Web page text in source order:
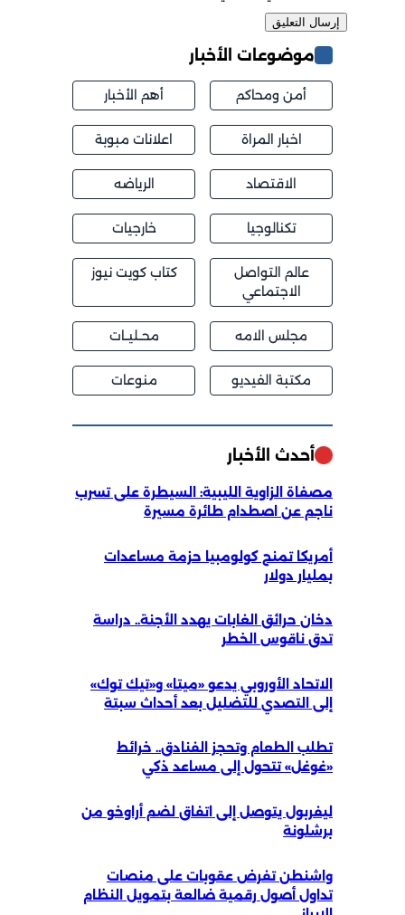
موضوعات الأخبار
أمن ومحاكم أهم الأخبار
اخبار المراة اعلانات مبوبة
الاقتصاد الرياضه
تكنالوجيا خارجيات
عالم التواصل
الاجتماعي
كتاب كويت نيوز
مجلس الامه محــليــات
مكتبة الفيديو منوعات
أحدث الأخبار
مصفاة الزاوية الليبية: السيطرة على تسرب
ناجم عن اصطدام طائرة مسيرة
أمريكا تمنح كولومبيا حزمة مساعدات
بمليار دولار
دخان حرائق الغابات يهدد الأجنة.. دراسة
تدق ناقوس الخطر
الاتحاد الأوروبي يدعو «ميتا» و«تيك توك»
إلى التصدي للتضليل بعد أحداث سبتة
تطلب الطعام وتحجز الفنادق.. خرائط
«غوغل» تتحول إلى مساعد ذكي
ليفربول يتوصل إلى اتفاق لضم أراوخو من
برشلونة
واشنطن تفرض عقوبات على منصات
تداول أصول رقمية ضالعة بتمويل النظام